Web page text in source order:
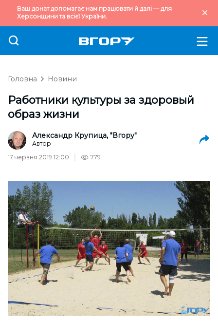
Ваш донат допомагає нам працювати й далі — для
Херсонщини та всієї України.
Головна Новини
Работники культуры за здоровый
образ жизни
Александр Крупица, "Вгору"
Автор
17 червня 2019 12:00
779